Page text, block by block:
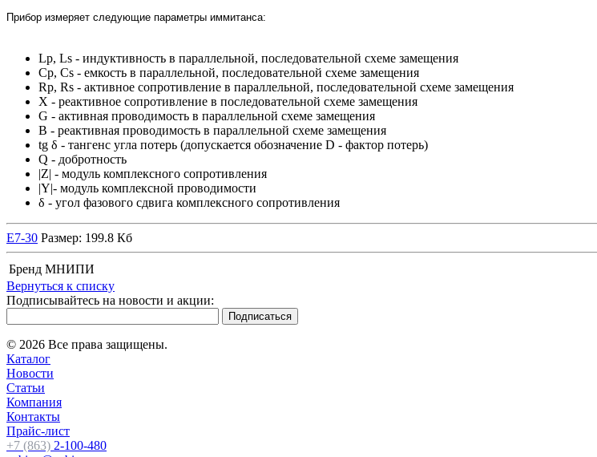
Прибор измеряет следующие параметры иммитанса:
Lp, Ls - индуктивность в параллельной, последовательной схеме замещения
Сp, Cs - емкость в параллельной, последовательной схеме замещения
Rp, Rs - активное сопротивление в параллельной, последовательной схеме замещения
Х - реактивное сопротивление в последовательной схеме замещения
G - активная проводимость в параллельной схеме замещения
В - реактивная проводимость в параллельной схеме замещения
tg δ - тангенс угла потерь (допускается обозначение D - фактор потерь)
Q - добротность
|Z| - модуль комплексного сопротивления
|Y|- модуль комплексной проводимости
δ - угол фазового сдвига комплексного сопротивления
Е7-30 Размер: 199.8 Кб
Бренд МНИПИ
Вернуться к списку
Подписывайтесь на новости и акции:
© 2026 Все права защищены.
Каталог
Новости
Статьи
Компания
Контакты
Прайс-лист
+7 (863) 2-100-480